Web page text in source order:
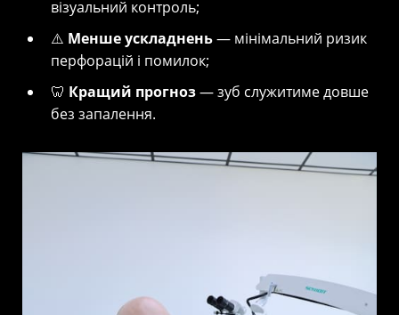
візуальний контроль;
⚠️ Менше ускладнень— мінімальний ризик
перфорацій і помилок;
🦷 Кращий прогноз— зуб служитиме довше
без запалення.